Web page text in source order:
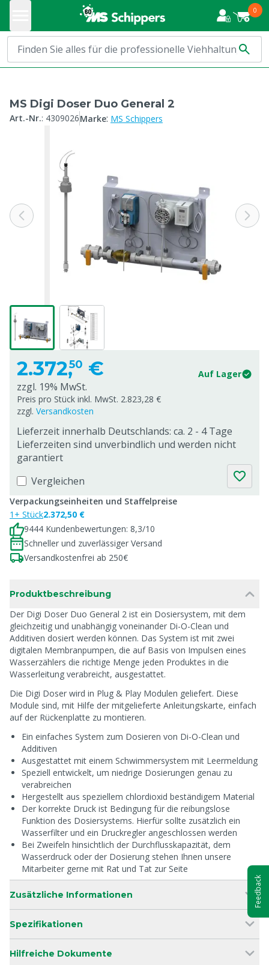
0
MS Digi Doser Duo General 2
Art.-Nr.: 4309026Marke: MS Schippers
2.372,50 € Auf Lager
zzgl. 19% MwSt.
Preis pro Stück inkl. MwSt. 2.823,28 €
zzgl. Versandkosten
Lieferzeit innerhalb Deutschlands: ca. 2 - 4 Tage
Lieferzeiten sind unverbindlich und werden nicht
garantiert
Vergleichen
Verpackungseinheiten und Staffelpreise
1+ Stück2.372,50 €
9444 Kundenbewertungen: 8,3/10
Schneller und zuverlässiger Versand
Versandkostenfrei ab 250€
Produktbeschreibung
Der Digi Doser Duo General 2 ist ein Dosiersystem, mit dem
gleichzeitig und unabhängig voneinander Di-O-Clean und
Additiven dosiert werden können. Das System ist mit zwei
digitalen Membranpumpen, die auf Basis von Impulsen eines
Wasserzählers die richtige Menge jeden Produktes in die
Wasserleitung verabreicht, ausgestattet.
Die Digi Doser wird in Plug & Play Modulen geliefert. Diese
Module sind, mit Hilfe der mitgelieferte Anleitungskarte, einfach
auf der Rückenplatte zu montieren.
Ein einfaches System zum Dosieren von Di-O-Clean und
Additiven
Ausgestattet mit einem Schwimmersystem mit Leermeldung
Speziell entwickelt, um niedrige Dosierungen genau zu
verabreichen
Hergestellt aus speziellem chlordioxid beständigem Material
Der korrekte Druck ist Bedingung für die reibungslose
Funktion des Dosiersystems. Hierfür sollte zusätzlich ein
Wasserfilter und ein Druckregler angeschlossen werden
Bei Zweifeln hinsichtlich der Durchflusskapazität, dem
Wasserdruck oder der Dosierung stehen Ihnen unsere
Mitarbeiter gerne mit Rat und Tat zur Seite
Zusätzliche Informationen
Spezifikationen
Hilfreiche Dokumente
Feedback